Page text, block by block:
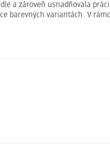
a zároveň usnadňovala
barevných variantách. V